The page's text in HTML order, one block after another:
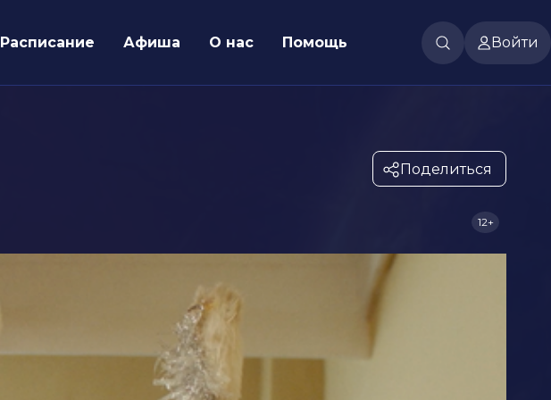
Расписание Афиша О нас Помощь Войти
Поделиться
12+